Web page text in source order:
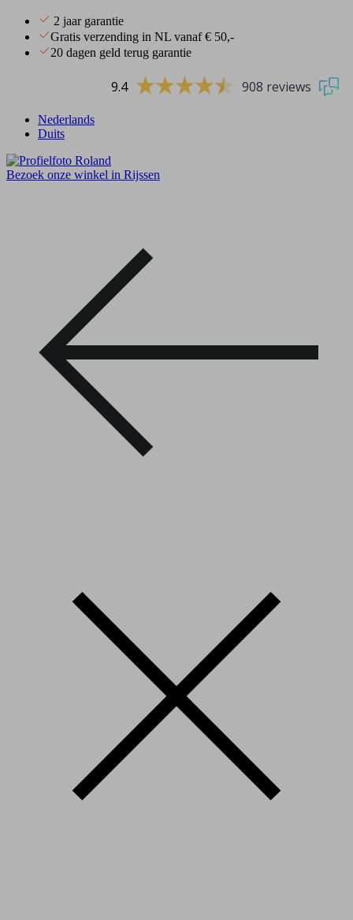
2 jaar garantie
Gratis verzending in NL vanaf € 50,-
20 dagen geld terug garantie
9.4 908 reviews
Nederlands
Duits
Bezoek onze winkel in Rijssen